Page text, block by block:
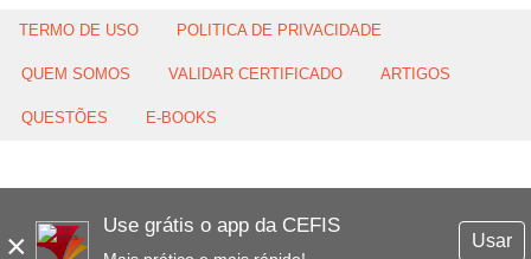
×
Use grátis o app da CEFIS
Usar
TERMO DE USO POLITICA DE PRIVACIDADE
QUEM SOMOS VALIDAR CERTIFICADO ARTIGOS
QUESTÕES E-BOOKS